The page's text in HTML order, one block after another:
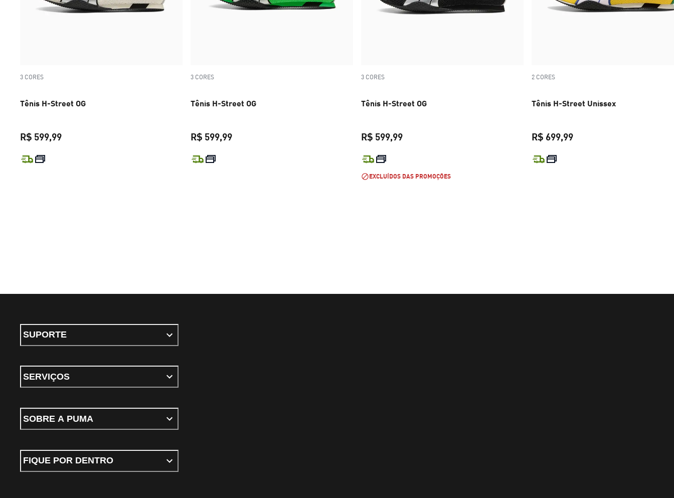
3 CORES
Tênis H-Street OG
R$ 599,99
3 CORES
Tênis H-Street OG
R$ 599,99
3 CORES
Tênis H-Street OG
R$ 599,99
EXCLUÍDOS DAS PROMOÇÕES
2 CORES
Tênis H-Street Unissex
R$ 699,99
SUPORTE
SERVIÇOS
SOBRE A PUMA
FIQUE POR DENTRO